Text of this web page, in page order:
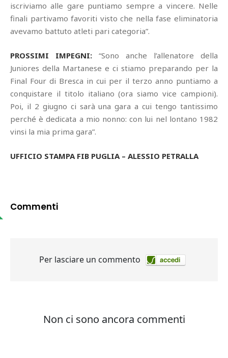
iscriviamo alle gare puntiamo sempre a vincere. Nelle
finali partivamo favoriti visto che nella fase eliminatoria
avevamo battuto atleti pari categoria”.
PROSSIMI IMPEGNI: “Sono anche l’allenatore della
Juniores della Martanese e ci stiamo preparando per la
Final Four di Bresca in cui per il terzo anno puntiamo a
conquistare il titolo italiano (ora siamo vice campioni).
Poi, il 2 giugno ci sarà una gara a cui tengo tantissimo
perché è dedicata a mio nonno: con lui nel lontano 1982
vinsi la mia prima gara”.
UFFICIO STAMPA FIB PUGLIA – ALESSIO PETRALLA
Commenti